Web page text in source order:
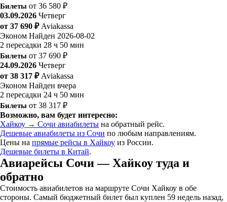
Билеты от 36 580 ₽
03.09.2026 Четверг
от 37 690 ₽ Aviakassa
Эконом Найден 2026-08-02
2 пересадки 28 ч 50 мин
Билеты от 37 690 ₽
24.09.2026 Четверг
от 38 317 ₽ Aviakassa
Эконом Найден вчера
2 пересадки 24 ч 50 мин
Билеты от 38 317 ₽
Возможно, вам будет интересно:
Хайкоу → Сочи авиабилеты на обратный рейс.
Дешевые авиабилеты из Сочи по любым направлениям.
Цены на прямые рейсы в Хайкоу из России.
Дешевые билеты в Китай.
Авиарейсы Сочи — Хайкоу туда и
обратно
Стоимость авиабилетов на маршруте Сочи Хайкоу в обе
стороны. Самый бюджетный билет был куплен 59 недель назад,